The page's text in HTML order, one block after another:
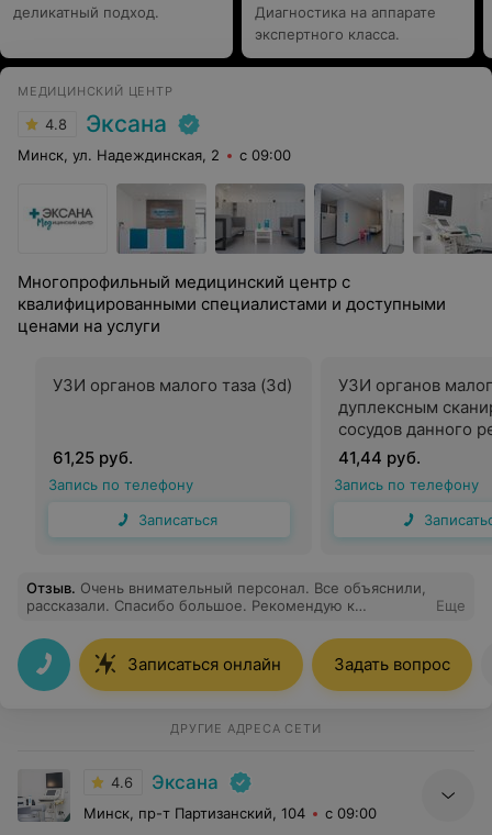
деликатный подход.
Диагностика на аппарате
экспертного класса.
МЕДИЦИНСКИЙ ЦЕНТР
4.8 Эксана
Минск, ул. Надеждинская, 2 с 09:00
Многопрофильный медицинский центр с
квалифицированными специалистами и доступными
ценами на услуги
УЗИ органов малого таза (3d)
61,25 руб.
Запись по телефону
Записаться
УЗИ органов
дуплексным
сосудов данного
41,44 руб.
Запись по телефону
Отзыв. Очень внимательный персонал. Все объяснили,
рассказали. Спасибо большое. Рекомендую к
Еще
Записаться онлайн Задать вопрос
ДРУГИЕ АДРЕСА СЕТИ
4.6 Эксана
Минск, пр-т Партизанский, 104 с 09:00